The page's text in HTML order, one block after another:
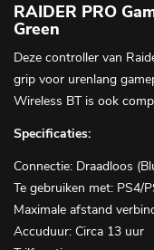
RAIDER PRO
Green
Deze controller van
grip voor urenlang
Wireless BT is ook
Specificaties:
Connectie: Draadloos
Te gebruiken met: PS4/
Maximale afstand
Accuduur: Circa 13 uur